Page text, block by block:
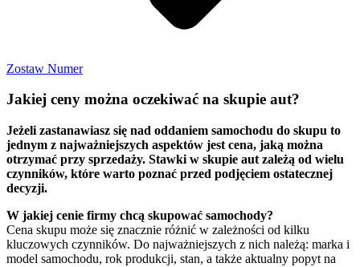
Zostaw Numer
Jakiej ceny można oczekiwać na skupie aut?
Jeżeli zastanawiasz się nad oddaniem samochodu do skupu to
jednym z najważniejszych aspektów jest cena, jaką można
otrzymać przy sprzedaży. Stawki w skupie aut zależą od wielu
czynników, które warto poznać przed podjęciem ostatecznej
decyzji.
W jakiej cenie firmy chcą skupować samochody?
Cena skupu może się znacznie różnić w zależności od kilku
kluczowych czynników. Do najważniejszych z nich należą: marka i
model samochodu, rok produkcji, stan, a także aktualny popyt na